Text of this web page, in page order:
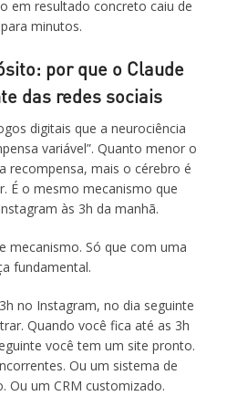
em resultado concreto caiu de
minutos.
por que o Claude
das redes sociais
digitais que a neurociência
variável”. Quanto menor o
recompensa, mais o cérebro é
É o mesmo mecanismo que
às 3h da manhã.
mecanismo. Só que com uma
fundamental.
no Instagram, no dia seguinte
Quando você fica até as 3h
você tem um site pronto.
Ou um sistema de
Ou um CRM customizado.